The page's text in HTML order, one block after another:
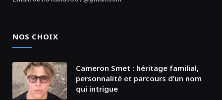
NOS CHOIX
Cameron Smet : héritage familial,
personnalité et parcours d’un nom
qui intrigue